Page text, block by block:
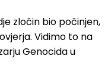
zločin bio počinjen,
Vidimo to na
Genocida u